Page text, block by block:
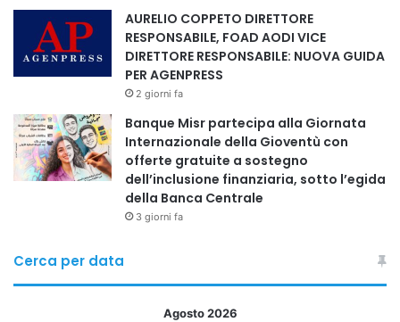
AURELIO COPPETO DIRETTORE
RESPONSABILE, FOAD AODI VICE
DIRETTORE RESPONSABILE: NUOVA GUIDA
PER AGENPRESS
2 giorni fa
Banque Misr partecipa alla Giornata
Internazionale della Gioventù con
offerte gratuite a sostegno
dell’inclusione finanziaria, sotto l’egida
della Banca Centrale
3 giorni fa
Cerca per data
Agosto 2026